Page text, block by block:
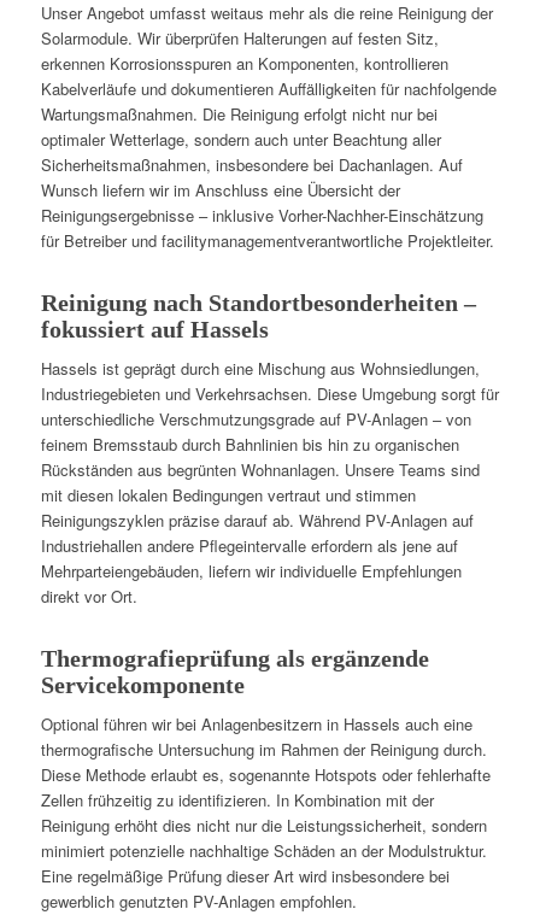
Unser Angebot umfasst weitaus mehr als die reine Reinigung der
Solarmodule. Wir überprüfen Halterungen auf festen Sitz,
erkennen Korrosionsspuren an Komponenten, kontrollieren
Kabelverläufe und dokumentieren Auffälligkeiten für nachfolgende
Wartungsmaßnahmen. Die Reinigung erfolgt nicht nur bei
optimaler Wetterlage, sondern auch unter Beachtung aller
Sicherheitsmaßnahmen, insbesondere bei Dachanlagen. Auf
Wunsch liefern wir im Anschluss eine Übersicht der
Reinigungsergebnisse – inklusive Vorher-Nachher-Einschätzung
für Betreiber und facilitymanagementverantwortliche Projektleiter.
Reinigung nach Standortbesonderheiten –
fokussiert auf Hassels
Hassels ist geprägt durch eine Mischung aus Wohnsiedlungen,
Industriegebieten und Verkehrsachsen. Diese Umgebung sorgt für
unterschiedliche Verschmutzungsgrade auf PV-Anlagen – von
feinem Bremsstaub durch Bahnlinien bis hin zu organischen
Rückständen aus begrünten Wohnanlagen. Unsere Teams sind
mit diesen lokalen Bedingungen vertraut und stimmen
Reinigungszyklen präzise darauf ab. Während PV-Anlagen auf
Industriehallen andere Pflegeintervalle erfordern als jene auf
Mehrparteiengebäuden, liefern wir individuelle Empfehlungen
direkt vor Ort.
Thermografieprüfung als ergänzende
Servicekomponente
Optional führen wir bei Anlagenbesitzern in Hassels auch eine
thermografische Untersuchung im Rahmen der Reinigung durch.
Diese Methode erlaubt es, sogenannte Hotspots oder fehlerhafte
Zellen frühzeitig zu identifizieren. In Kombination mit der
Reinigung erhöht dies nicht nur die Leistungssicherheit, sondern
minimiert potenzielle nachhaltige Schäden an der Modulstruktur.
Eine regelmäßige Prüfung dieser Art wird insbesondere bei
gewerblich genutzten PV-Anlagen empfohlen.